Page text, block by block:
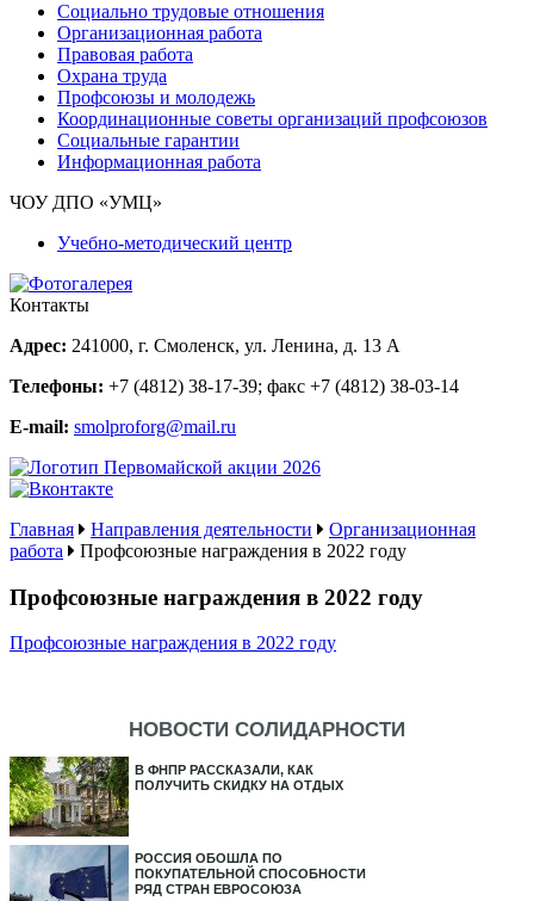
Социально трудовые отношения
Организационная работа
Правовая работа
Охрана труда
Профсоюзы и молодежь
Координационные советы организаций профсоюзов
Социальные гарантии
Информационная работа
ЧОУ ДПО «УМЦ»
Учебно-методический центр
Контакты
Адрес: 241000, г. Смоленск, ул. Ленина, д. 13 А
Телефоны: +7 (4812) 38-17-39; факс +7 (4812) 38-03-14
E-mail: smolproforg@mail.ru
Главная Направления деятельности
Организационная
работа
Профсоюзные награждения в 2022 году
Профсоюзные награждения в 2022 году
Профсоюзные награждения в 2022 году
НОВОСТИ СОЛИДАРНОСТИ
В ФНПР РАССКАЗАЛИ, КАК
ПОЛУЧИТЬ СКИДКУ НА ОТДЫХ
РОССИЯ ОБОШЛА ПО
ПОКУПАТЕЛЬНОЙ СПОСОБНОСТИ
РЯД СТРАН ЕВРОСОЮЗА